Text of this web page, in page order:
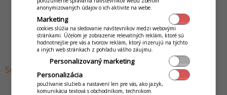
Súvisiace návody
anonymizovaných údajov o ich aktivite na webe.
Marketing
cookies slúžia na sledovanie návštevníkov medzi webovými
stránkami. Účelom je zobrazenie relevatných reklám, ktoré sú
hodnotnejšie pre vás a tvorcov reklám, ktorý inzerujú na týchto
a iných web stránkach z pohľadu vášho záujmu.
Personalizovaný marketing
Personalizácia
používanie služieb a nastavení len pre vás, ako jazyk,
komunikácia textová s obchodníkom, technikom.